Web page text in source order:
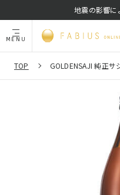
地震の影響に
MENU
TOP GOLDENSAJI 純正